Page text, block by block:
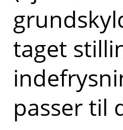
taget
passer til